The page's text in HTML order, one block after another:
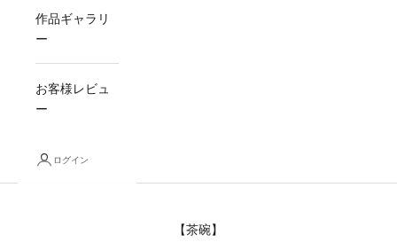
作品ギャラリ
ー
お客様レビュ
ー
ログイン
【茶碗】